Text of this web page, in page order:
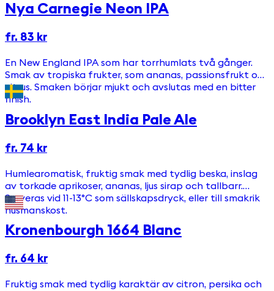
Nya Carnegie Neon IPA
fr. 83 kr
En New England IPA som har torrhumlats två gånger.
Smak av tropiska frukter, som ananas, passionsfrukt och
citrus. Smaken börjar mjukt och avslutas med en bitter
finish.
Brooklyn East India Pale Ale
fr. 74 kr
Humlearomatisk, fruktig smak med tydlig beska, inslag
av torkade aprikoser, ananas, ljus sirap och tallbarr.
Serveras vid 11-13°C som sällskapsdryck, eller till smakrik
husmanskost.
Kronenbourgh 1664 Blanc
fr. 64 kr
Fruktig smak med tydlig karaktär av citron, persika och